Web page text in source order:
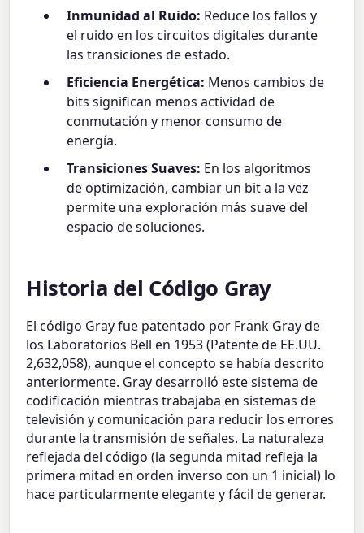
Inmunidad al Ruido: Reduce los fallos y
el ruido en los circuitos digitales durante
las transiciones de estado.
Eficiencia Energética: Menos cambios de
bits significan menos actividad de
conmutación y menor consumo de
energía.
Transiciones Suaves: En los algoritmos
de optimización, cambiar un bit a la vez
permite una exploración más suave del
espacio de soluciones.
Historia del Código Gray
El código Gray fue patentado por Frank Gray de
los Laboratorios Bell en 1953 (Patente de EE.UU.
2,632,058), aunque el concepto se había descrito
anteriormente. Gray desarrolló este sistema de
codificación mientras trabajaba en sistemas de
televisión y comunicación para reducir los errores
durante la transmisión de señales. La naturaleza
reflejada del código (la segunda mitad refleja la
primera mitad en orden inverso con un 1 inicial) lo
hace particularmente elegante y fácil de generar.